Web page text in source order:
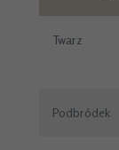
Twarz
Podbródek